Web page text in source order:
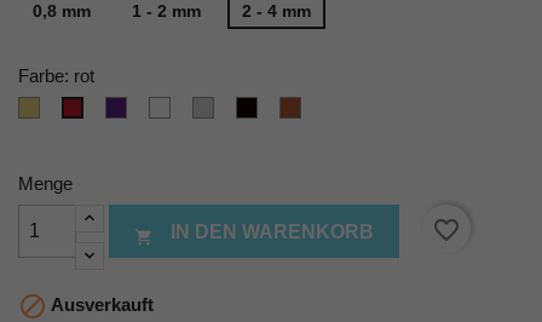
0,8 mm 1 - 2 mm 2 - 4 mm
Farbe: rot
rot
Menge
 IN DEN WARENKORB favorite_border
 Ausverkauft